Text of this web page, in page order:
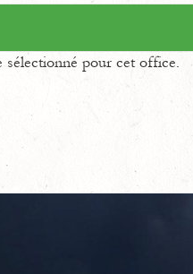
sélectionné pour cet office.